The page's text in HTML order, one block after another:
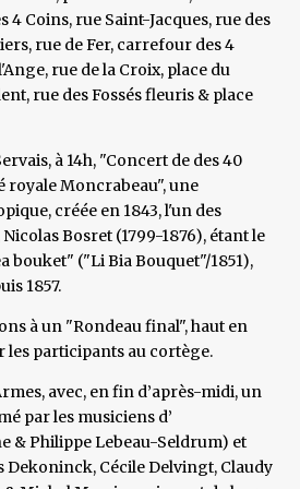
4 Coins, rue Saint-Jacques, rue des
rue de Fer, carrefour des 4
rue de la Croix, place du
rue des Fossés fleuris & place
à 14h, "Concert de des 40
royale Moncrabeau", une
créée en 1843, l'un des
Bosret (1799-1876), étant le
bouket" ("Li Bia Bouquet"/1851),
1857.
à un "Rondeau final", haut en
les participants au cortège.
avec, en fin d’après-midi, un
par les musiciens d’
& Philippe Lebeau-Seldrum) et
Dekoninck, Cécile Delvingt, Claudy